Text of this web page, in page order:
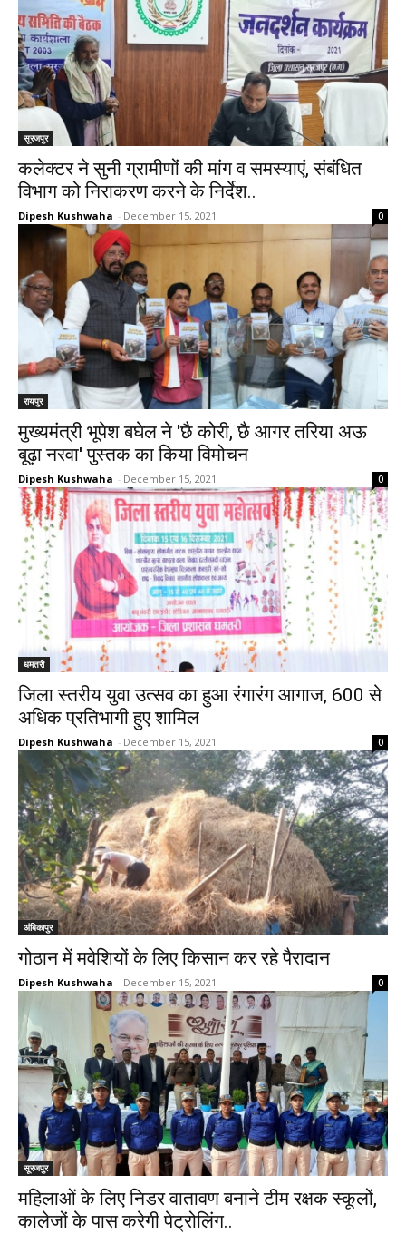
सूरजपुर
कलेक्टर ने सुनी ग्रामीणों की मांग व समस्याएं, संबंधित
विभाग को निराकरण करने के निर्देश..
Dipesh Kushwaha - December 15, 2021 0
रायपुर
मुख्यमंत्री भूपेश बघेल ने 'छै कोरी, छै आगर तरिया अऊ
बूढ़ा नरवा' पुस्तक का किया विमोचन
Dipesh Kushwaha - December 15, 2021 0
धमतरी
जिला स्तरीय युवा उत्सव का हुआ रंगारंग आगाज, 600 से
अधिक प्रतिभागी हुए शामिल
Dipesh Kushwaha - December 15, 2021 0
अंबिकापुर
गोठान में मवेशियों के लिए किसान कर रहे पैरादान
Dipesh Kushwaha - December 15, 2021 0
सूरजपुर
महिलाओं के लिए निडर वातावण बनाने टीम रक्षक स्कूलों,
कालेजों के पास करेगी पेट्रोलिंग..